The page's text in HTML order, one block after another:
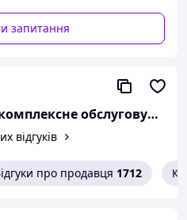
Все до вподоби
Без нарікань
запитання
Білий Парус - комплексне обслуговування в сегменті HoReCa та B2B
відгуків
про продавця 1712